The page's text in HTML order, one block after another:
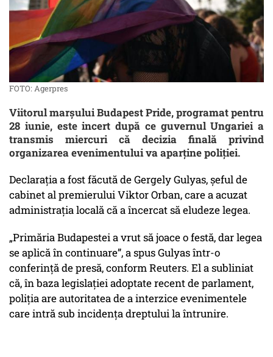
FOTO: Agerpres
Viitorul marșului Budapest Pride, programat pentru
28 iunie, este incert după ce guvernul Ungariei a
transmis miercuri că decizia finală privind
organizarea evenimentului va aparține poliției.
Declarația a fost făcută de Gergely Gulyas, șeful de
cabinet al premierului Viktor Orban, care a acuzat
administrația locală că a încercat să eludeze legea.
„Primăria Budapestei a vrut să joace o festă, dar legea
se aplică în continuare”, a spus Gulyas într-o
conferință de presă, conform Reuters. El a subliniat
că, în baza legislației adoptate recent de parlament,
poliția are autoritatea de a interzice evenimentele
care intră sub incidența dreptului la întrunire.